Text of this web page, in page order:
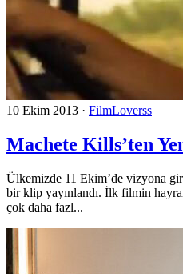
10 Ekim 2013 · FilmLoverss
Machete Kills’ten
Ülkemizde 11 Ekim’de vizyona
bir klip yayınlandı. İlk filmin
çok daha fazl...